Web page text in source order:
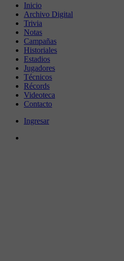
Inicio
Archivo Digital
Trivia
Notas
Campañas
Historiales
Estadios
Jugadores
Técnicos
Récords
Videoteca
Contacto
Ingresar